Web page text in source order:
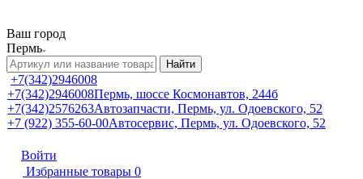
Ваш город
Пермь
Найти
+7(342)2946008
+7(342)2946008Пермь, шоссе Космонавтов, 244б
+7(342)2576263Автозапчасти, Пермь, ул. Одоевского, 52
+7 (922) 355-60-00Автосервис, Пермь, ул. Одоевского, 52
Войти
Избранные товары 0